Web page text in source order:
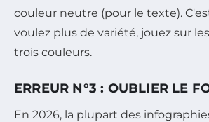
couleur neutre (pour le texte).
voulez plus de variété, jouez sur
trois couleurs.
ERREUR N°3 : OUBLIER LE
En 2026, la plupart des